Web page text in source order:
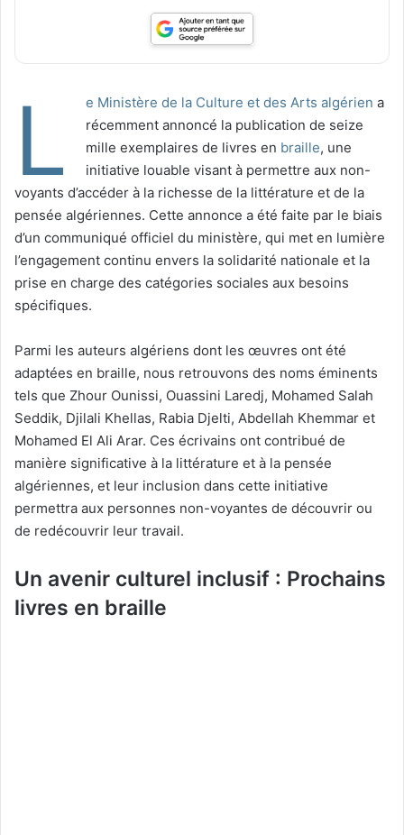
L e Ministère de la Culture et des Arts algérien a
récemment annoncé la publication de seize
mille exemplaires de livres en braille, une
initiative louable visant à permettre aux non-
voyants d’accéder à la richesse de la littérature et de la
pensée algériennes. Cette annonce a été faite par le biais
d’un communiqué officiel du ministère, qui met en lumière
l’engagement continu envers la solidarité nationale et la
prise en charge des catégories sociales aux besoins
spécifiques.
Parmi les auteurs algériens dont les œuvres ont été
adaptées en braille, nous retrouvons des noms éminents
tels que Zhour Ounissi, Ouassini Laredj, Mohamed Salah
Seddik, Djilali Khellas, Rabia Djelti, Abdellah Khemmar et
Mohamed El Ali Arar. Ces écrivains ont contribué de
manière significative à la littérature et à la pensée
algériennes, et leur inclusion dans cette initiative
permettra aux personnes non-voyantes de découvrir ou
de redécouvrir leur travail.
Un avenir culturel inclusif : Prochains
livres en braille